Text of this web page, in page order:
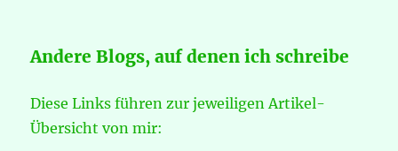
Andere Blogs, auf denen ich schreibe
Diese Links führen zur jeweiligen Artikel-
Übersicht von mir: